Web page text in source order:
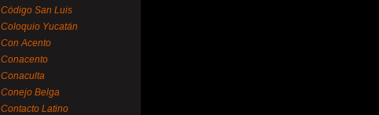
Código San Luis
Coloquio Yucatán
Con Acento
Conacento
Conaculta
Conejo Belga
Contacto Latino